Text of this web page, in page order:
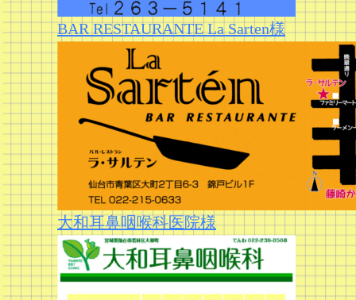
BAR RESTAURANTE La Sarten様
大和耳鼻咽喉科医院様